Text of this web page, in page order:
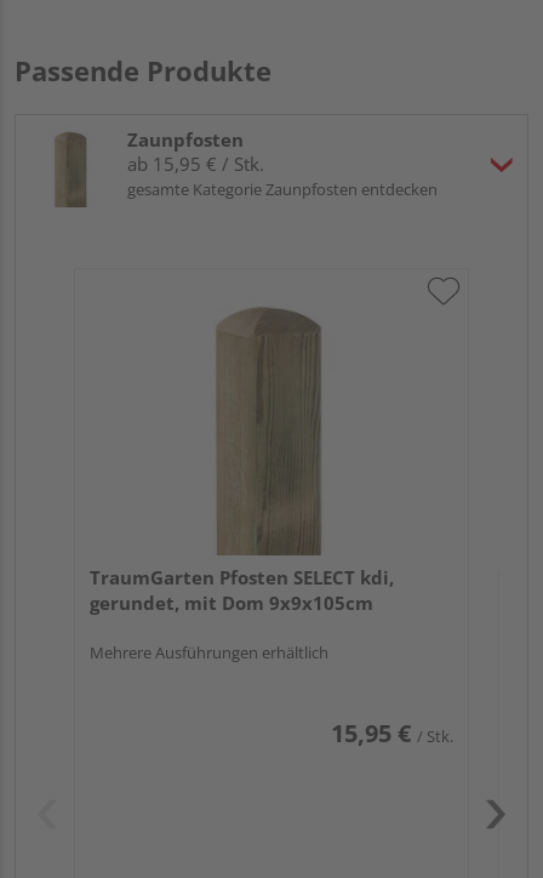
Passende Produkte
Zaunpfosten
ab 15,95 € / Stk.
gesamte Kategorie Zaunpfosten entdecken
TraumGarten Pfosten SELECT kdi,
gerundet, mit Dom 9x9x105cm
Mehrere Ausführungen erhältlich
15,95 € / Stk.